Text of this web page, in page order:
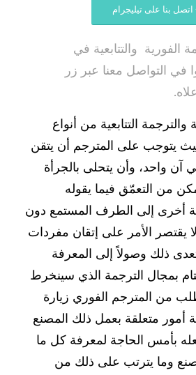
اتصل بنا على تيليجرام
الفورية والتتابعية في
في التواصل معنا عبر زر
والترجمة التتابعية من أنواع
يتوجب على المترجم أن يتقن
في آن واحد، وأن يتحلى بالجرأة
من التعمّق فيما يقوله
أخرى إلى الطرف المستمع دون
يقتصر الأمر على إتقان مفردات
ذلك وصولاً إلى المعرفة
بمجال الترجمة الذي سينخرط
من المترجم الفوري زيارة
أمور متعلقة بعمل ذلك المصنع
بأمس الحاجة لمعرفة كل ما
وما يترتب على ذلك من